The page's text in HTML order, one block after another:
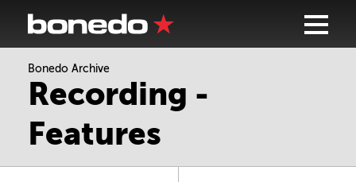
Bonedo Archive
Recording -
Features